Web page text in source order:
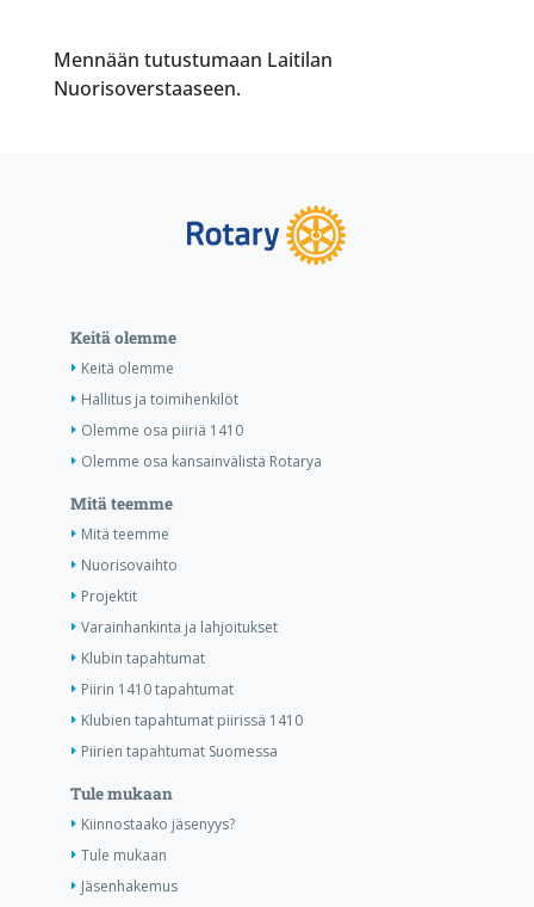
Mennään tutustumaan Laitilan
Nuorisoverstaaseen.
Keitä olemme
Keitä olemme
Hallitus ja toimihenkilöt
Olemme osa piiriä 1410
Olemme osa kansainvälistä Rotarya
Mitä teemme
Mitä teemme
Nuorisovaihto
Projektit
Varainhankinta ja lahjoitukset
Klubin tapahtumat
Piirin 1410 tapahtumat
Klubien tapahtumat piirissä 1410
Piirien tapahtumat Suomessa
Tule mukaan
Kiinnostaako jäsenyys?
Tule mukaan
Jäsenhakemus